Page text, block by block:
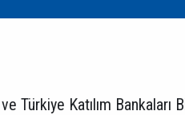
Katılım Bankaları